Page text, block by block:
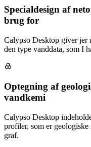
Specialdesign af
brug for
Calypso Desktop giver jer
den type vanddata, som I
Optegning af
vandkemi
Calypso Desktop
profiler, som er
graf.